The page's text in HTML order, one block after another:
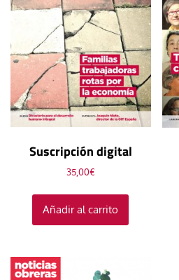
Suscripción digital
35,00€
Añadir al carrito